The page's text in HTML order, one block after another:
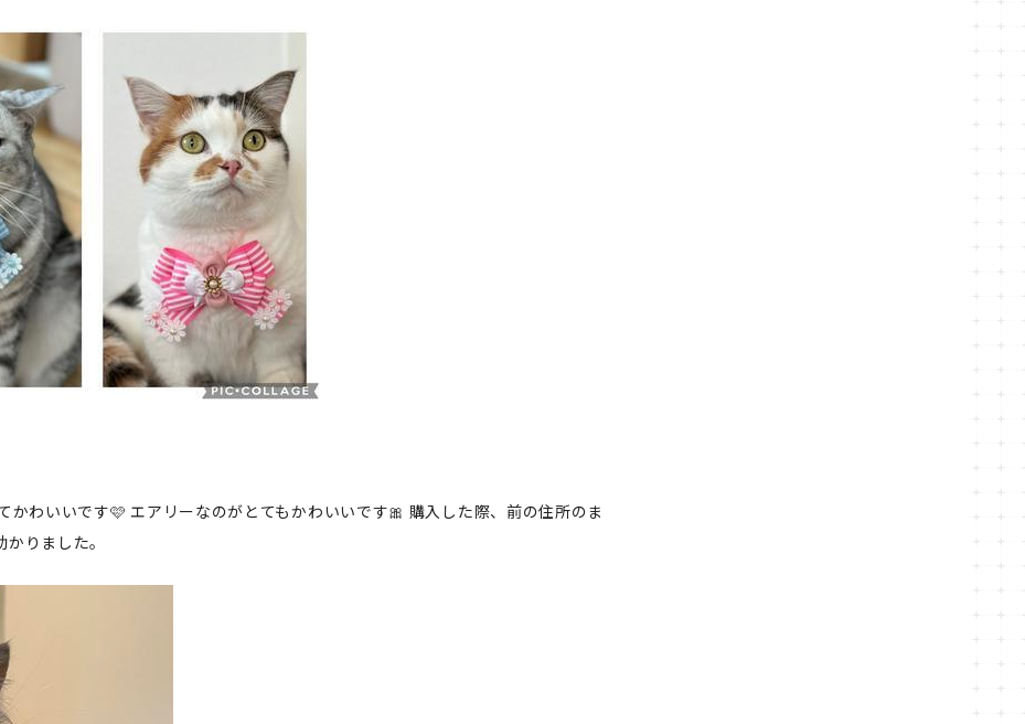
わいいです🩷 エアリーなのがとてもかわいいです🎀 購入した際、前の住所のま
りました。